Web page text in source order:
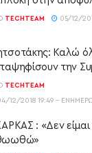
TECHTEAM 05/12/
Καλώ
την
TECHTEAM
12/2018 19:49 -
: «Δεν